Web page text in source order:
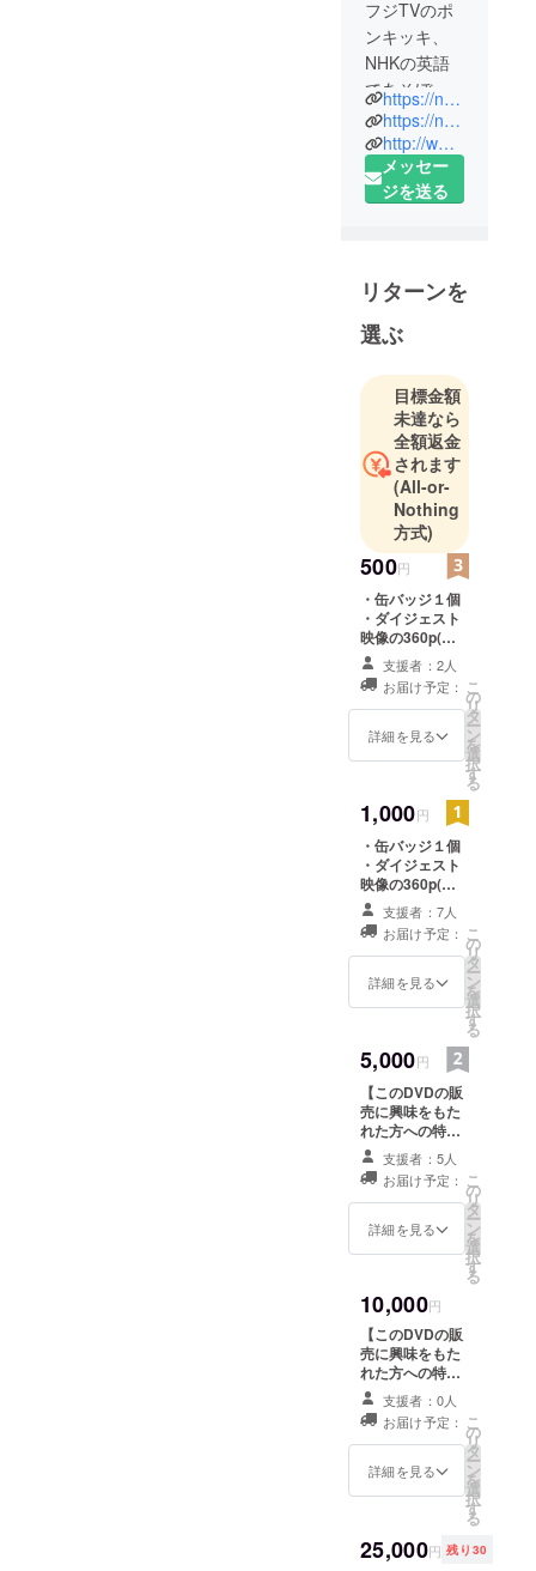
フジTVのポ
ンキッキ、
NHKの英語
であそぼな
どのこども
番組でタイ
トルとか
ミュージッ
います。
最近は
AR(Augment
ed Reality/拡
張現実/スマ
フォやタブ
レットをポ
スターなど
に向けると
中の人物像
とか商品が
動き出すだ
す新しい技
術)を使った
映像を作っ
ています。
ル映像や
Webにアッ
プしてある
のでどー
ぞ！
https://note.mu/teckon/m/ma1259f5f36b6
https://note.mu/teckon/m/mc400784fec59
http://www.facebook.com/teckon
メッセー
ジを送る
リターンを
選ぶ
目標金額
未達なら
全額返金
されます
(All-or-
Nothing
方式)
500円
・缶バッジ１個
・ダイジェスト
映像の360p(ケ
イタイ用サイズ)
ムービーデータ
支援者：2人
お届け予定：
詳細を見る
こ
の
リ
タ
ー
ン
を
選
択
す
る
1,000円
・缶バッジ１個
・ダイジェスト
映像の360p(ケ
イタイ用サイズ)
ムービーデータ
・完成したDVD
ディスク１枚
支援者：7人
お届け予定：
詳細を見る
こ
の
リ
タ
ー
ン
を
選
択
す
る
5,000円
【このDVDの販
売に興味をもた
れた方への特別
セット】 ・缶
バッジ８個 ・ダ
イジェスト映像
の360p(ケイタ
イ用サイズ)ムー
支援者：5人
お届け予定：
詳細を見る
こ
の
リ
タ
ー
ン
を
選
択
す
る
10,000円
【このDVDの販
売に興味をもた
れた方への特別
セット】 ・缶
バッジ２０個 ・
ダイジェスト映
像の360p(ケイ
タイ用サイズ)
支援者：0人
お届け予定：
詳細を見る
こ
の
リ
タ
ー
ン
を
選
択
す
る
25,000円 残り30